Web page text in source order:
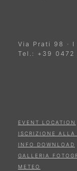
Via Prati 98 · I
Tel.: +39 0472
EVENT LOCATION
ISCRIZIONE ALLA
INFO DOWNLOAD
GALLERIA
METEO